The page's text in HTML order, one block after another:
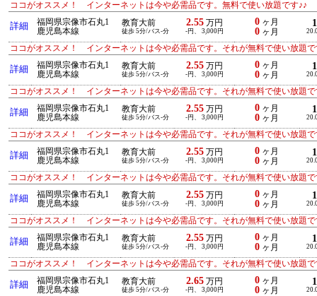
ココがオススメ！ インターネットは今や必需品です。無料で使い放題です♪♪
詳細
福岡県宗像市石丸1
鹿児島本線
教育大前
徒歩 5分/バス-分
2.55万円
-円、 3,000円
0 ヶ月
0 ヶ月
ココがオススメ！ インターネットは今や必需品です。それが無料で使い放題で
詳細
福岡県宗像市石丸1
鹿児島本線
教育大前
徒歩 5分/バス-分
2.55万円
-円、 3,000円
0 ヶ月
0 ヶ月
ココがオススメ！ インターネットは今や必需品です。それが無料で使い放題で
詳細
福岡県宗像市石丸1
鹿児島本線
教育大前
徒歩 5分/バス-分
2.55万円
-円、 3,000円
0 ヶ月
0 ヶ月
ココがオススメ！ インターネットは今や必需品です。それが無料で使い放題で
詳細
福岡県宗像市石丸1
鹿児島本線
教育大前
徒歩 5分/バス-分
2.55万円
-円、 3,000円
0 ヶ月
0 ヶ月
ココがオススメ！ インターネットは今や必需品です。それが無料で使い放題で
詳細
福岡県宗像市石丸1
鹿児島本線
教育大前
徒歩 5分/バス-分
2.55万円
-円、 3,000円
0 ヶ月
0 ヶ月
ココがオススメ！ インターネットは今や必需品です。それが無料で使い放題で
詳細
福岡県宗像市石丸1
鹿児島本線
教育大前
徒歩 5分/バス-分
2.55万円
-円、 3,000円
0 ヶ月
0 ヶ月
ココがオススメ！ インターネットは今や必需品です。それが無料で使い放題で
詳細
福岡県宗像市石丸1
鹿児島本線
教育大前
徒歩 5分/バス-分
2.65万円
-円、 3,000円
0 ヶ月
0 ヶ月